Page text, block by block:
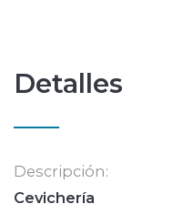
Detalles
Descripción:
Cevichería